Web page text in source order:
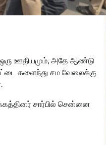
ஒரு ஊதியமும், அதே ஆண்டு
களைந்து சம வேலைக்கு
சார்பில் சென்னை